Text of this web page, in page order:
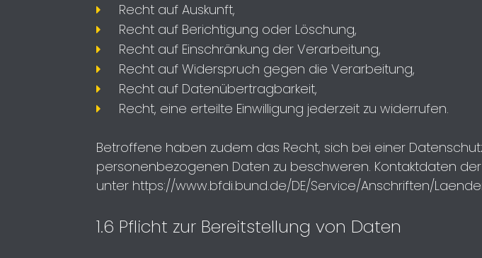
Recht auf Auskunft,
Recht auf Berichtigung oder Löschung,
Recht auf Einschränkung der Verarbeitung,
Recht auf Widerspruch gegen die Verarbeitung,
Recht auf Datenübertragbarkeit,
Recht, eine erteilte Einwilligung jederzeit zu widerrufen.
Betroffene haben zudem das Recht, sich bei einer
personenbezogenen Daten zu beschweren. Kontaktdaten
unter https://www.bfdi.bund.de/DE/Service/Anschriften/
1.6 Pflicht zur Bereitstellung von Daten